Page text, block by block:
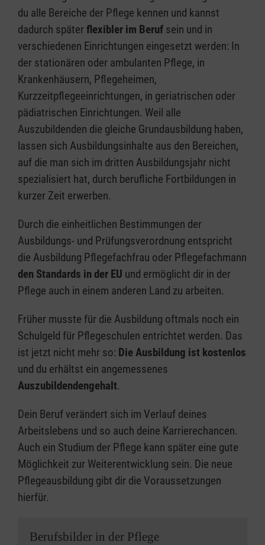
du alle Bereiche der Pflege kennen und kannst
dadurch später flexibler im Beruf sein und in
verschiedenen Einrichtungen eingesetzt werden: In
der stationären oder ambulanten Pflege, in
Krankenhäusern, Pflegeheimen,
Kurzzeitpflegeeinrichtungen, in geriatrischen oder
pädiatrischen Einrichtungen. Weil alle
Auszubildenden die gleiche Grundausbildung haben,
lassen sich Ausbildungsinhalte aus den Bereichen,
auf die man sich im dritten Ausbildungsjahr nicht
spezialisiert hat, durch berufliche Fortbildungen in
kurzer Zeit erwerben.
Durch die einheitlichen Bestimmungen der
Ausbildungs- und Prüfungsverordnung entspricht
die Ausbildung Pflegefachfrau oder Pflegefachmann
den Standards in der EU und ermöglicht dir in der
Pflege auch in einem anderen Land zu arbeiten.
Früher musste für die Ausbildung oftmals noch ein
Schulgeld für Pflegeschulen entrichtet werden. Das
ist jetzt nicht mehr so: Die Ausbildung ist kostenlos
und du erhältst ein angemessenes
Auszubildendengehalt.
Dein Beruf verändert sich im Verlauf deines
Arbeitslebens und so auch deine Karrierechancen.
Auch ein Studium der Pflege kann später eine gute
Möglichkeit zur Weiterentwicklung sein. Die neue
Pflegeausbildung gibt dir die Voraussetzungen
hierfür.
Berufsbilder in der Pflege